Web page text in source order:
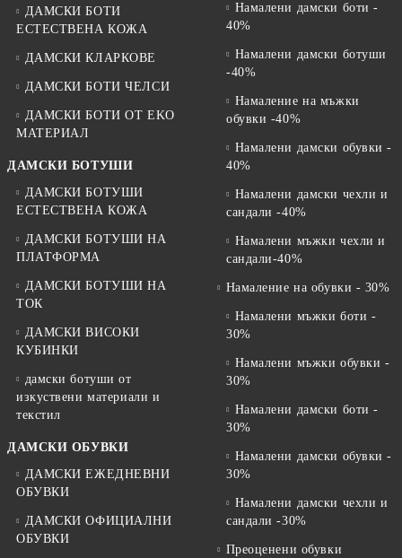
ДАМСКИ БОТИ
ЕСТЕСТВЕНА КОЖА
ДАМСКИ КЛАРКОВЕ
ДАМСКИ БОТИ ЧЕЛСИ
ДАМСКИ БОТИ ОТ EKO
МАТЕРИАЛ
ДАМСКИ БОТУШИ
ДАМСКИ БОТУШИ
ЕСТЕСТВЕНА КОЖА
ДАМСКИ БОТУШИ НА
ПЛАТФОРМА
ДАМСКИ БОТУШИ НА
ТОК
ДАМСКИ ВИСОКИ
КУБИНКИ
дамски ботуши от
изкуствени материали и
текстил
ДАМСКИ ОБУВКИ
ДАМСКИ ЕЖЕДНЕВНИ
ОБУВКИ
ДАМСКИ ОФИЦИАЛНИ
ОБУВКИ
Намалени дамски боти -
40%
Намалени дамски ботуши
-40%
Намаление на мъжки
обувки -40%
Намалени дамски обувки -
40%
Намалени дамски чехли и
сандали -40%
Намалени мъжки чехли и
сандали-40%
Намаление на обувки - 30%
Намалени мъжки боти -
30%
Намалени мъжки обувки -
30%
Намалени дамски боти -
30%
Намалени дамски обувки -
30%
Намалени дамски чехли и
сандали -30%
Преоценени обувки